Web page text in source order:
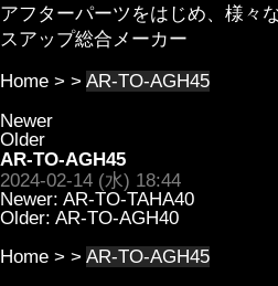
アフターパーツをはじめ、様々
スアップ総合メーカー
Home > > AR-TO-AGH45
Newer
Older
AR-TO-AGH45
2024-02-14 (水) 18:44
Newer: AR-TO-TAHA40
Older: AR-TO-AGH40
Home > > AR-TO-AGH45